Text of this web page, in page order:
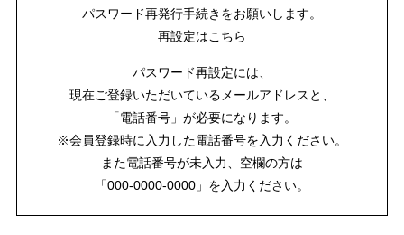
パスワード再発行手続きをお願いします。
再設定はこちら
パスワード再設定には、
現在ご登録いただいているメールアドレスと、
「電話番号」が必要になります。
※会員登録時に入力した電話番号を入力ください。
また電話番号が未入力、空欄の方は
「000-0000-0000」を入力ください。